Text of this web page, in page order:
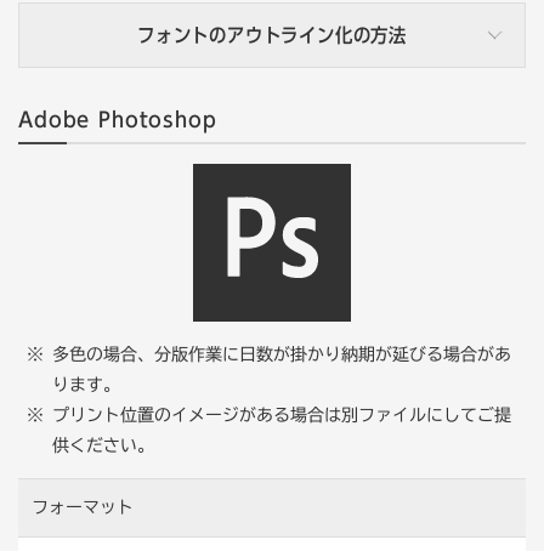
カラーモードが異なる場合、[ファイル] → [ドキュメントの
画像の埋め込みとは
います。埋め込みされていない場合、弊社でデータを開いた
フォントのアウトライン化の方法
フォントのアウトライン化とは
換することです。アウトライン化がされていないと、別の
フォントに書き変わってしまう場合がありますので、必ずア
Adobe Photoshop
多色の場合、分版作業に日数が掛かり納期が延びる場合があ
ります。
プリント位置のイメージがある場合は別ファイルにしてご提
供ください。
フォーマット